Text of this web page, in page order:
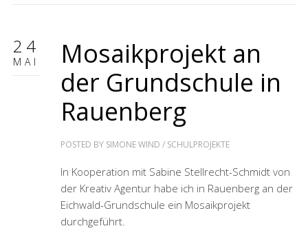
24
MAI
Mosaikprojekt an
der Grundschule in
Rauenberg
POSTED BY SIMONE WIND / SCHULPROJEKTE
In Kooperation mit Sabine Stellrecht-Schmidt von
der Kreativ Agentur habe ich in Rauenberg an der
Eichwald-Grundschule ein Mosaikprojekt
durchgeführt.